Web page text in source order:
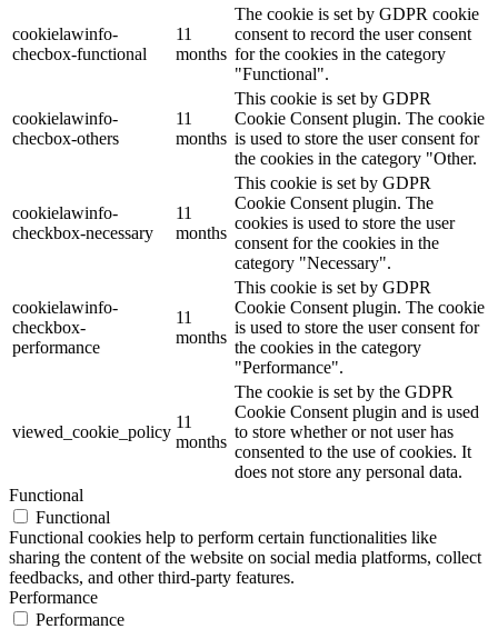
cookielawinfo-
checbox-functional
11
months
The cookie is set by GDPR cookie
consent to record the user consent
for the cookies in the category
"Functional".
cookielawinfo-
checbox-others
11
months
This cookie is set by GDPR
Cookie Consent plugin. The cookie
is used to store the user consent for
the cookies in the category "Other.
cookielawinfo-
checkbox-necessary
11
months
This cookie is set by GDPR
Cookie Consent plugin. The
cookies is used to store the user
consent for the cookies in the
category "Necessary".
cookielawinfo-
checkbox-
performance
11
months
This cookie is set by GDPR
Cookie Consent plugin. The cookie
is used to store the user consent for
the cookies in the category
"Performance".
viewed_cookie_policy
11
months
The cookie is set by the GDPR
Cookie Consent plugin and is used
to store whether or not user has
consented to the use of cookies. It
does not store any personal data.
Functional
Functional
Functional cookies help to perform certain functionalities like
sharing the content of the website on social media platforms, collect
feedbacks, and other third-party features.
Performance
Performance